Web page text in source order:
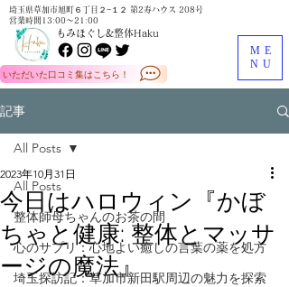
埼玉県草加市旭町６丁目２−１２ 第2寿ハウス 208号
営業時間13:00～21:00
もみほぐし&整体Haku
いただいた口コミ集はこちら！
ME
NU
記事
All Posts
整体師母ちゃんのお茶の間
心のサプリ：心地よい癒しの言葉の薬を処方
埼玉探訪記：草加市新田駅周辺の魅力を探索
All Posts
今日はハロウィン『かぼ
ちゃと健康: 整体とマッサ
ージの魔法』
2023年10月31日